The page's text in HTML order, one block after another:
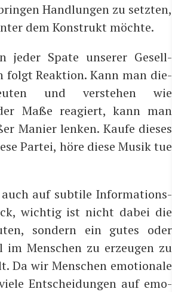
Hand­lun­gen zu setz­ten,
dem Kon­strukt möchte.
jeder Spa­te unse­rer Gesell­
folgt Reak­ti­on. Kann man die­
und ver­ste­hen wie
Maße reagiert, kann man
Manierlen­ken. Kau­fe die­ses
Par­tei, höre die­se Musik tue
auf sub­ti­le Infor­ma­ti­ons­
wich­tig ist nicht dabei die
son­dern ein gutes oder
im Men­schen zu erzeu­gen zu
Da wir Men­schen emo­tio­na­le
Ent­schei­dun­gen auf emo­